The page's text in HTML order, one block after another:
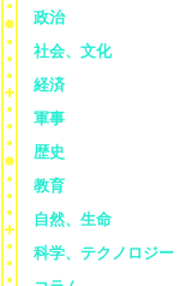
政治
社会、文化
経済
軍事
歴史
教育
自然、生命
科学、テクノロジー